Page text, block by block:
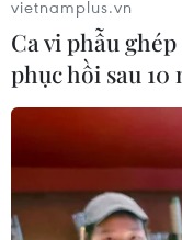
Làm chủ 'sức
Việt Nam tự
vietnamplus.vn
Ca vi phẫu
phục hồi sau 10